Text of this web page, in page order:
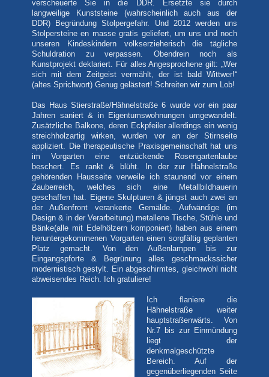
verscheuerte Sie in die DDR. Ersetzte sie durch
langweilige Kunststeine (wahrscheinlich auch aus der
DDR) Begründung Stolpergefahr. Und 2012 werden uns
Stolpersteine en masse gratis geliefert, um uns und noch
unseren Kindeskindern volkserzieherisch die tägliche
Schuldration zu verpassen. Obendrein noch als
Kunstprojekt deklariert. Für alles Angesprochene gilt: „Wer
sich mit dem Zeitgeist vermählt, der ist bald Wittwer!“
(altes Sprichwort) Genug gelästert! Schreiten wir zum Lob!
Das Haus Stierstraße/Hähnelstraße 6 wurde vor ein paar
Jahren saniert & in Eigentumswohnungen umgewandelt.
Zusätzliche Balkone, deren Eckpfeiler allerdings ein wenig
streichholzartig wirken, wurden vor an der Stirnseite
appliziert. Die therapeutische Praxisgemeinschaft hat uns
im Vorgarten eine entzückende Rosengartenlaube
beschert. Es rankt & blüht. In der zur Hähnelstraße
gehörenden Hausseite verweile ich staunend vor einem
Zauberreich, welches sich eine Metallbildhauerin
geschaffen hat. Eigene Skulpturen & jüngst auch zwei an
der Außenfront verankerte Gemälde. Aufwändige (im
Design & in der Verarbeitung) metallene Tische, Stühle und
Bänke(alle mit Edelhölzern komponiert) haben aus einem
heruntergekommenen Vorgarten einen sorgfältig geplanten
Platz gemacht. Von den Außenlampen bis zur
Eingangspforte & Begrünung alles geschmackssicher
modernistisch gestylt. Ein abgeschirmtes, gleichwohl nicht
abweisendes Reich. Ich gratuliere!
Ich flaniere die
Hähnelstraße weiter
hauptstraßenwärts. Von
Nr.7 bis zur Einmündung
liegt der
denkmalgeschützte
Bereich. Auf der
gegenüberliegenden Seite